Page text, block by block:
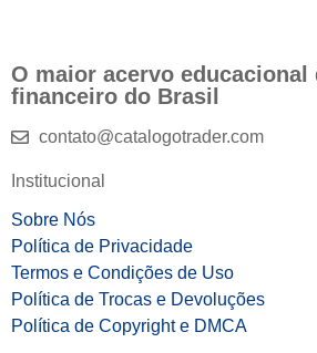
O maior acervo educacional
financeiro do Brasil
contato@catalogotrader.com
Institucional
Sobre Nós
Política de Privacidade
Termos e Condições de Uso
Política de Trocas e Devoluções
Política de Copyright e DMCA